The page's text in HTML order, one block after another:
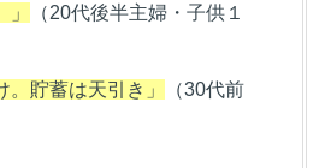
（20代後半主婦・子供１
。貯蓄は天引き」
（30代前